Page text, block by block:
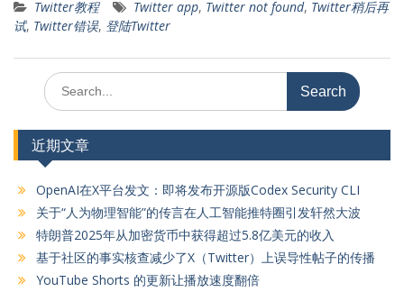
Twitter教程 Twitter app, Twitter not found, Twitter稍后再
试, Twitter错误, 登陆Twitter
Search
for:
近期文章
OpenAI在X平台发文：即将发布开源版Codex Security CLI
关于“人为物理智能”的传言在人工智能推特圈引发轩然大波
特朗普2025年从加密货币中获得超过5.8亿美元的收入
基于社区的事实核查减少了X（Twitter）上误导性帖子的传播
YouTube Shorts 的更新让播放速度翻倍